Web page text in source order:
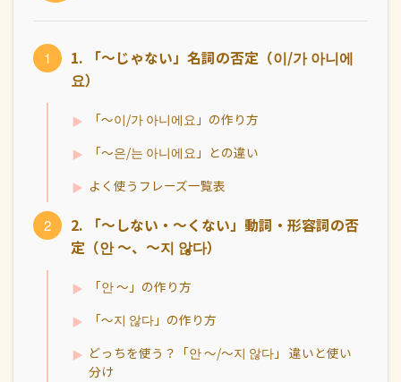
1. 「〜じゃない」名詞の否定（이/가 아니에
요）
「〜이/가 아니에요」の作り方
「〜은/는 아니에요」との違い
よく使うフレーズ一覧表
2. 「〜しない・〜くない」動詞・形容詞の否
定（안 〜、〜지 않다）
「안 ～」の作り方
「〜지 않다」の作り方
どっちを使う？「안 ～/〜지 않다」 違いと使い
分け